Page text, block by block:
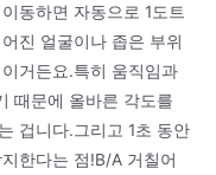
동하면 자동으로 1도트
진 얼굴이나 좁은 부위
거든요.특히 움직임과
때문에 올바른 각도를
겁니다.그리고 1초 동안
한다는 점!B/A 거칠어